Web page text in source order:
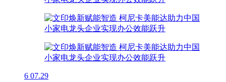
6 07.29